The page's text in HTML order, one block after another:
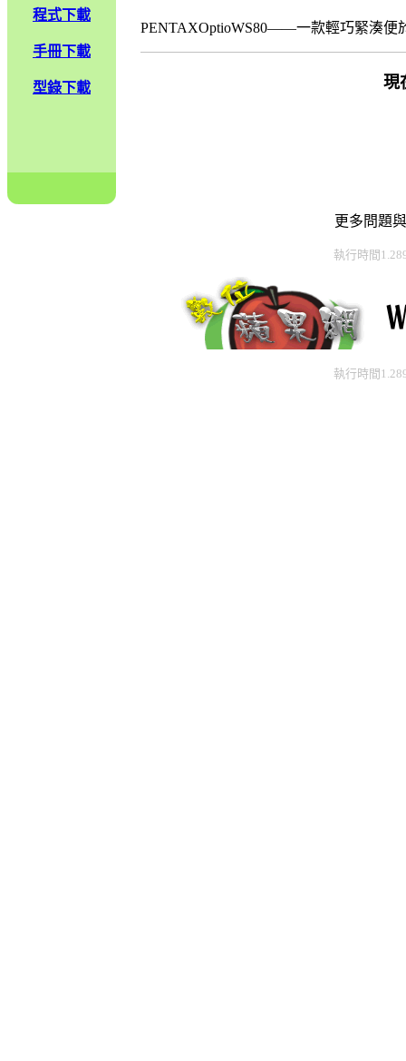
程式下載
手冊下載
型錄下載
PENTAXOptioWS80——一款輕巧緊湊便
現
更多問題
執行時間
執行時間